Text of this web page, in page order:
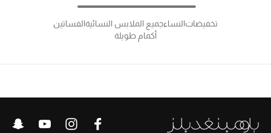
تخفيضاتالنساءجميع الملابس النسائيةالفساتين
أكمام طويلة